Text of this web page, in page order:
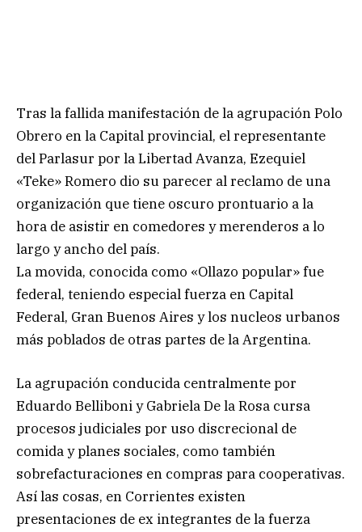
Tras la fallida manifestación de la agrupación Polo
Obrero en la Capital provincial, el representante
del Parlasur por la Libertad Avanza, Ezequiel
«Teke» Romero dio su parecer al reclamo de una
organización que tiene oscuro prontuario a la
hora de asistir en comedores y merenderos a lo
largo y ancho del país.
La movida, conocida como «Ollazo popular» fue
federal, teniendo especial fuerza en Capital
Federal, Gran Buenos Aires y los nucleos urbanos
más poblados de otras partes de la Argentina.
La agrupación conducida centralmente por
Eduardo Belliboni y Gabriela De la Rosa cursa
procesos judiciales por uso discrecional de
comida y planes sociales, como también
sobrefacturaciones en compras para cooperativas.
Así las cosas, en Corrientes existen
presentaciones de ex integrantes de la fuerza